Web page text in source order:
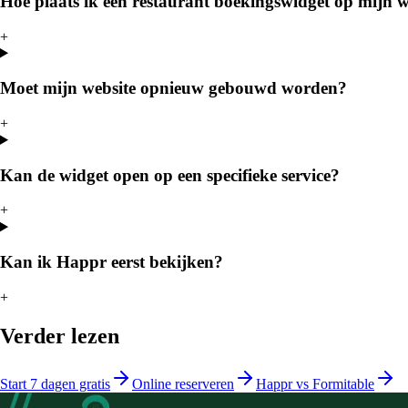
+
Moet mijn website opnieuw gebouwd worden?
+
Kan de widget open op een specifieke service?
+
Kan ik Happr eerst bekijken?
+
Verder lezen
Start 7 dagen gratis Online reserveren Happr vs Formitable